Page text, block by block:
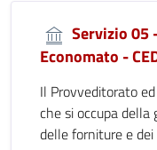
Servizio 05
Economato -
Il Provveditorato
che si occupa della
delle forniture e